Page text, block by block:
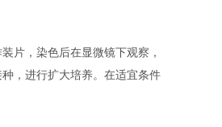
片，染色后在显微镜下观察，
，进行扩大培养。在适宜条件